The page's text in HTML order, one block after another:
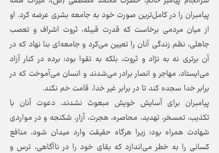
پیامبران را در کامل‌ترین صورت خود به جامعه بشری عرضه کرد. او
از میان مردمی برخاست که قدرت قبیله، ثروت اشراف و تعصب
جاهلی، نظم زندگی آنان را تعیین می‌کرد و جامعه‌ای بنا نهاد که در
آن برتری نه به نژاد و ثروت، بلکه به تقوا بود؛ برده در کنار آزاد
می‌ایستاد، مهاجر و انصار برادر می‌شدند و انسان می‌آموخت که در
برابر خدا سجده کند تا در برابر غیر خدا، قامت خم نکند.
پیامبران برای آسایش خویش مبعوث نشدند. دعوت آنان با
تکذیب، تمسخر، تهدید، محاصره، هجرت، آزار، شکنجه و در مواردی
شهادت همراه بود؛ زیرا هرگاه حقیقت وارد میدان شود، منافع
کسانی را به خطر می‌اندازد که بقای خود را در ناآگاهی، ترس و